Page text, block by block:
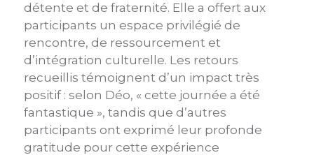
détente et de fraternité. Elle a offert aux
participants un espace privilégié de
rencontre, de ressourcement et
d’intégration culturelle. Les retours
recueillis témoignent d’un impact très
positif : selon Déo, « cette journée a été
fantastique », tandis que d’autres
participants ont exprimé leur profonde
gratitude pour cette expérience